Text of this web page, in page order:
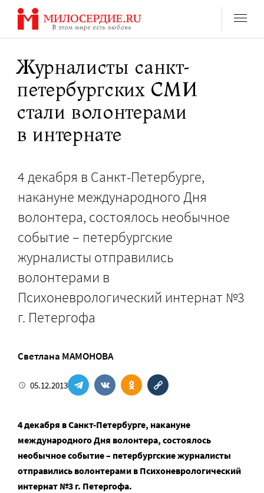
Перейти
содержанию
Журналисты санкт-
петербургских СМИ
стали волонтерами
в интернате
4 декабря в Санкт-Петербурге,
накануне международного Дня
волонтера, состоялось необычное
событие – петербургские
журналисты отправились
волонтерами в
Психоневрологический интернат №3
г. Петергофа
Светлана МАМОНОВА
05.12.2013
4 декабря в Санкт-Петербурге, накануне
международного Дня волонтера, состоялось
необычное событие – петербургские журналисты
отправились волонтерами в Психоневрологический
интернат №3 г. Петергофа.